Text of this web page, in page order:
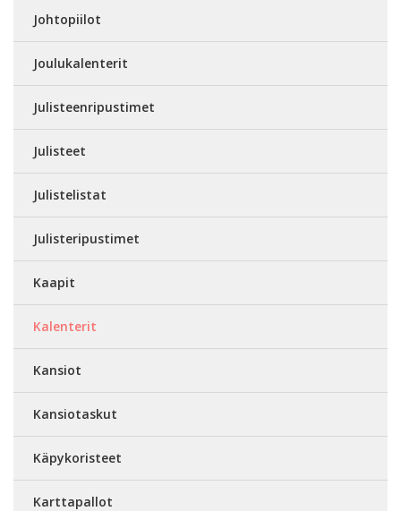
Johtopiilot
Joulukalenterit
Julisteenripustimet
Julisteet
Julistelistat
Julisteripustimet
Kaapit
Kalenterit
Kansiot
Kansiotaskut
Käpykoristeet
Karttapallot